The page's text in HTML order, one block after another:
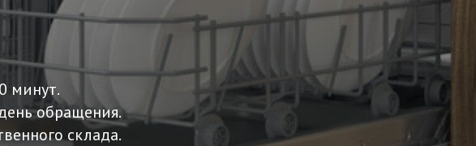
минут.
обращения.
склада.